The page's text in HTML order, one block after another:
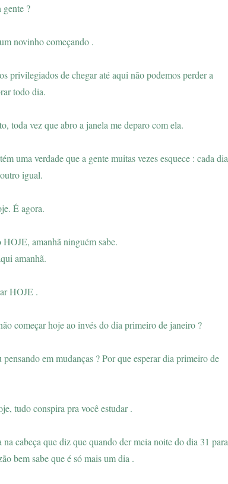
?
novinho começando .
privilegiados de chegar até aqui não podemos perder a
todo dia.
toda vez que abro a janela me deparo com ela.
uma verdade que a gente muitas vezes esquece : cada dia
igual.
É agora.
amanhã ninguém sabe.
amanhã.
HOJE .
começar hoje ao invés do dia primeiro de janeiro ?
em mudanças ? Por que esperar dia primeiro de
tudo conspira pra você estudar .
cabeça que diz que quando der meia noite do dia 31 para
bem sabe que é só mais um dia .